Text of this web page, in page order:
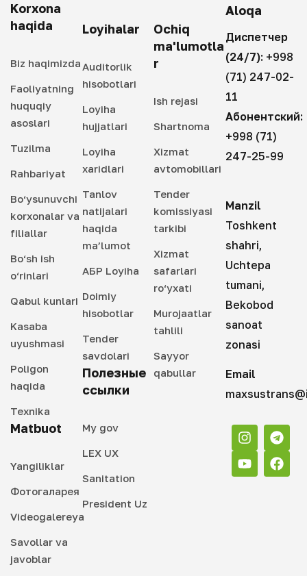
Korxona
haqida
Biz haqimizda
Faoliyatning
huquqiy
asoslari
Tuzilma
Rahbariyat
Bo‘ysunuvchi
korxonalar va
filiallar
Bo‘sh ish
o‘rinlari
Qabul kunlari
Kasaba
uyushmasi
Poligon
haqida
Texnika
Matbuot
Yangiliklar
Фотогаларея
Videogalereya
Savollar va
javoblar
Loyihalar
Auditorlik
hisobotlari
Loyiha
hujjatlari
Loyiha
xaridlari
Tanlov
natijalari
haqida
ma’lumot
АБР Loyiha
Doimiy
hisobotlar
Tender
savdolari
Полезные
ссылки
My gov
LEX UX
Sanitation
President Uz
Ochiq
ma'lumotla
r
Ish rejasi
Shartnoma
Xizmat
avtomobillari
Tender
komissiyasi
tarkibi
Xizmat
safarlari
ro‘yxati
Murojaatlar
tahlili
Sayyor
qabullar
Aloqa
Диспетчер
(24/7): +998
(71) 247-02-
11
Абонентский:
+998 (71)
247-25-99
Manzil
Toshkent
shahri,
Uchtepa
tumani,
Bekobod
sanoat
zonasi
Email